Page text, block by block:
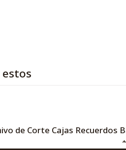
de Corte Cajas Recuerdos